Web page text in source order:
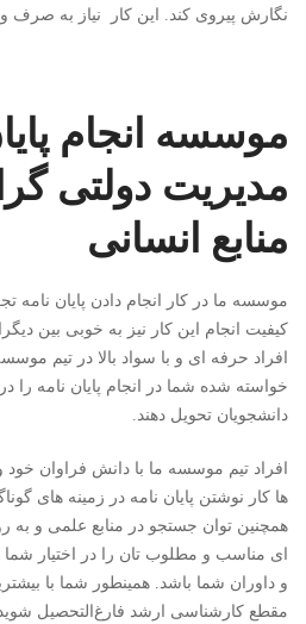
نگارش پیروی کند. این کار نیاز به صرف
موسسه انجام
مدیریت دولتی
منابع انسانی
موسسه ما در کار انجام دادن پایان نامه
کیفیت انجام این کار نیز به خوبی بین
افراد حرفه ای و با سواد بالا در تیم
خواسته شده شما در انجام پایان نامه را
دانشجویان تحویل دهند.
افراد تیم موسسه ما با دانش فراوان
ها کار نوشتن پایان نامه در زمینه های
همچنین توان جستجو در منابع علمی و به
ای مناسب و مطلوب تان را در اختیار شما
و داوران شما باشد. همینطور شما با
مقطع کارشناسی ارشد فارغ‌التحصیل